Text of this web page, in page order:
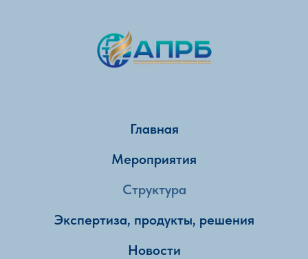
Главная
Мероприятия
Структура
Экспертиза, продукты, решения
Новости